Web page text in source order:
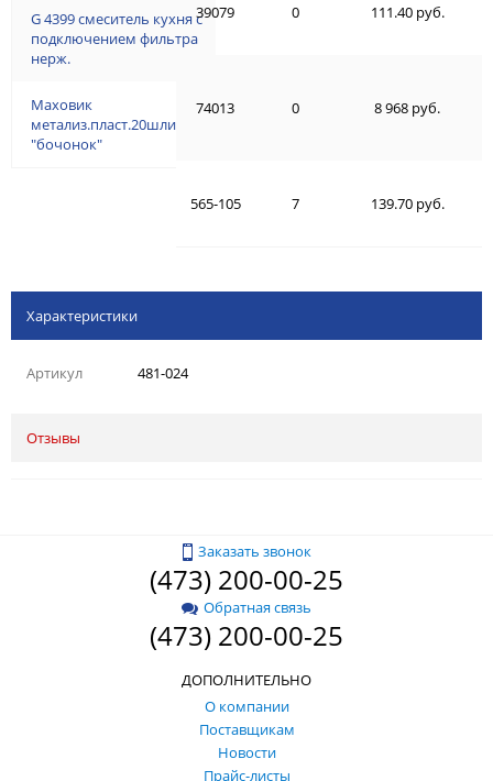
G 4399 смеситель кухня с
подключением фильтра
нерж.
Маховик
метализ.пласт.20шлицов,
"бочонок"
39079 0 111.40 руб.
74013 0 8 968 руб.
565-105 7 139.70 руб.
Характеристики
Артикул 481-024
Отзывы
Заказать звонок
(473) 200-00-25
Обратная связь
(473) 200-00-25
ДОПОЛНИТЕЛЬНО
О компании
Поставщикам
Новости
Прайс-листы